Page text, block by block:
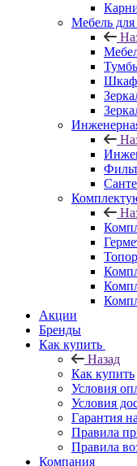
Мебель
Акции
Бренды
Как купить
Назад
Как купить
Условия
Условия
Гарантия
Правила
Правила
Компания